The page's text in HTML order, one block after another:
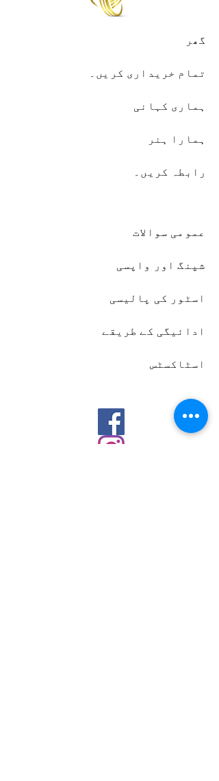
گھر
تمام خریداری کریں۔
ہماری کہانی
ہمارا ہنر
رابطہ کریں۔
عمومی سوالات
شپنگ اور واپسی
اسٹور کی پالیسی
ادائیگی کے طریقے
اسٹاکسٹس